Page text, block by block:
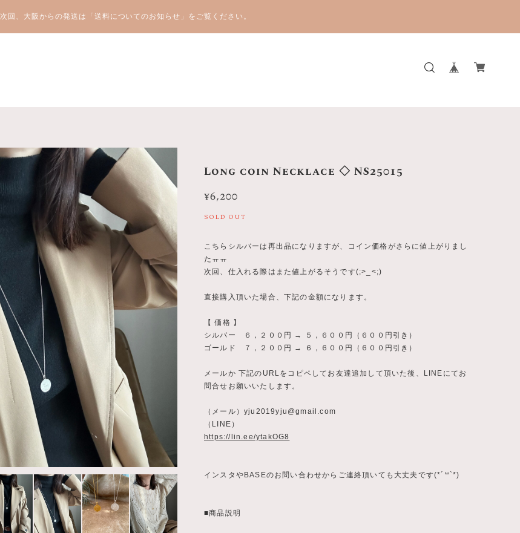
次回、大阪からの発送は「送料についてのお知らせ」をご覧ください。
Long coin Necklace ◇ NS25015
¥6,200
SOLD OUT
こちらシルバーは再出品になりますが、コイン価格がさらに値上がりまし
たㅠㅠ
次回、仕入れる際はまた値上がるそうです(;>_<;)
直接購入頂いた場合、下記の金額になります。
【 価格 】
シルバー ６，２００円 → ５，６００円（６００円引き）
ゴールド ７，２００円 → ６，６００円（６００円引き）
メールか 下記のURLをコピペしてお友達追加して頂いた後、LINEにてお
問合せお願いいたします。
（メール） yju2019yju@gmail.com
（LINE）
https://lin.ee/ytakOG8
インスタやBASEのお問い合わせからご連絡頂いても大丈夫です(*´꒳`*)
■商品説明